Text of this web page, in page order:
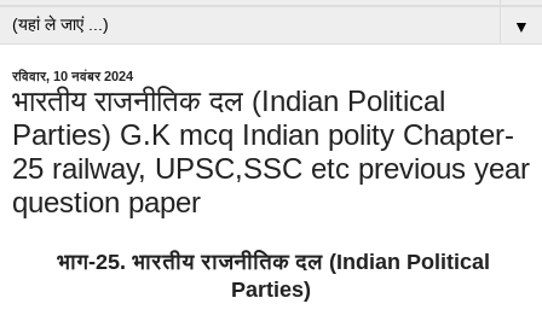
▼
रविवार, 10 नवंबर 2024
भारतीय राजनीतिक दल (Indian Political
Parties) G.K mcq Indian polity Chapter-
25 railway, UPSC,SSC etc previous year
question paper
भाग-25. भारतीय राजनीतिक दल (Indian Political
Parties)